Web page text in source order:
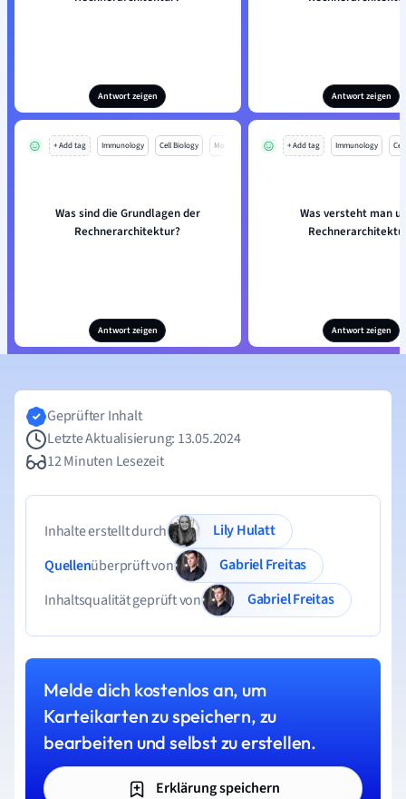
Antwort zeigen Antwort zeigen
+ Add tag Immunology Cell Biology Mo
Was sind die Grundlagen der
Rechnerarchitektur?
Antwort zeigen
+ Add tag Immunology
Was versteht man
Antwort zeigen
Geprüfter Inhalt
Letzte Aktualisierung: 13.05.2024
12 Minuten Lesezeit
Inhalte erstellt durch
Lily Hulatt
Quellenüberprüft von
Gabriel Freitas
Inhaltsqualität geprüft von
Gabriel Freitas
Melde dich kostenlos an, um
Karteikarten zu speichern, zu
bearbeiten und selbst zu erstellen.
Erklärung speichern